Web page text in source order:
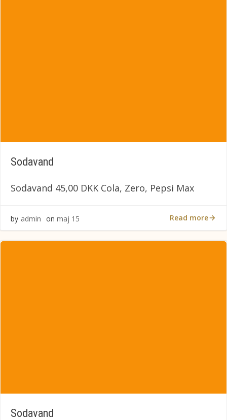
Sodavand
Sodavand 45,00 DKK Cola, Zero, Pepsi Max
by admin on maj 15 Read more
Sodavand